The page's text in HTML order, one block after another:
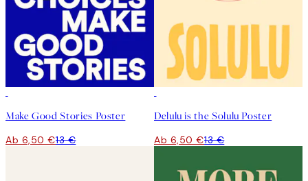
Make Good Stories Poster
Ab 6,50 €13 €
Delulu is the Solulu Poster
Ab 6,50 €13 €